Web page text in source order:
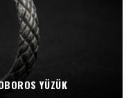
YÜZÜK